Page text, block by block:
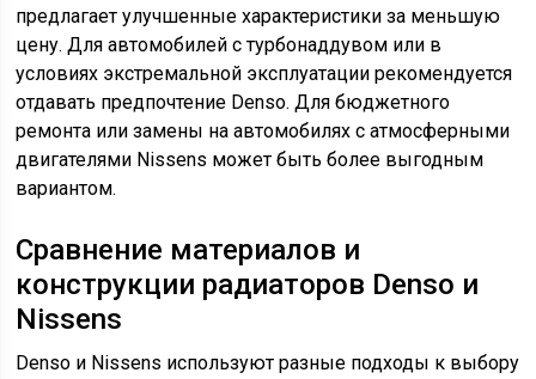
предлагает улучшенные характеристики за меньшую
цену. Для автомобилей с турбонаддувом или в
условиях экстремальной эксплуатации рекомендуется
отдавать предпочтение Denso. Для бюджетного
ремонта или замены на автомобилях с атмосферными
двигателями Nissens может быть более выгодным
вариантом.
Сравнение материалов и
конструкции радиаторов Denso и
Nissens
Denso и Nissens используют разные подходы к выбору